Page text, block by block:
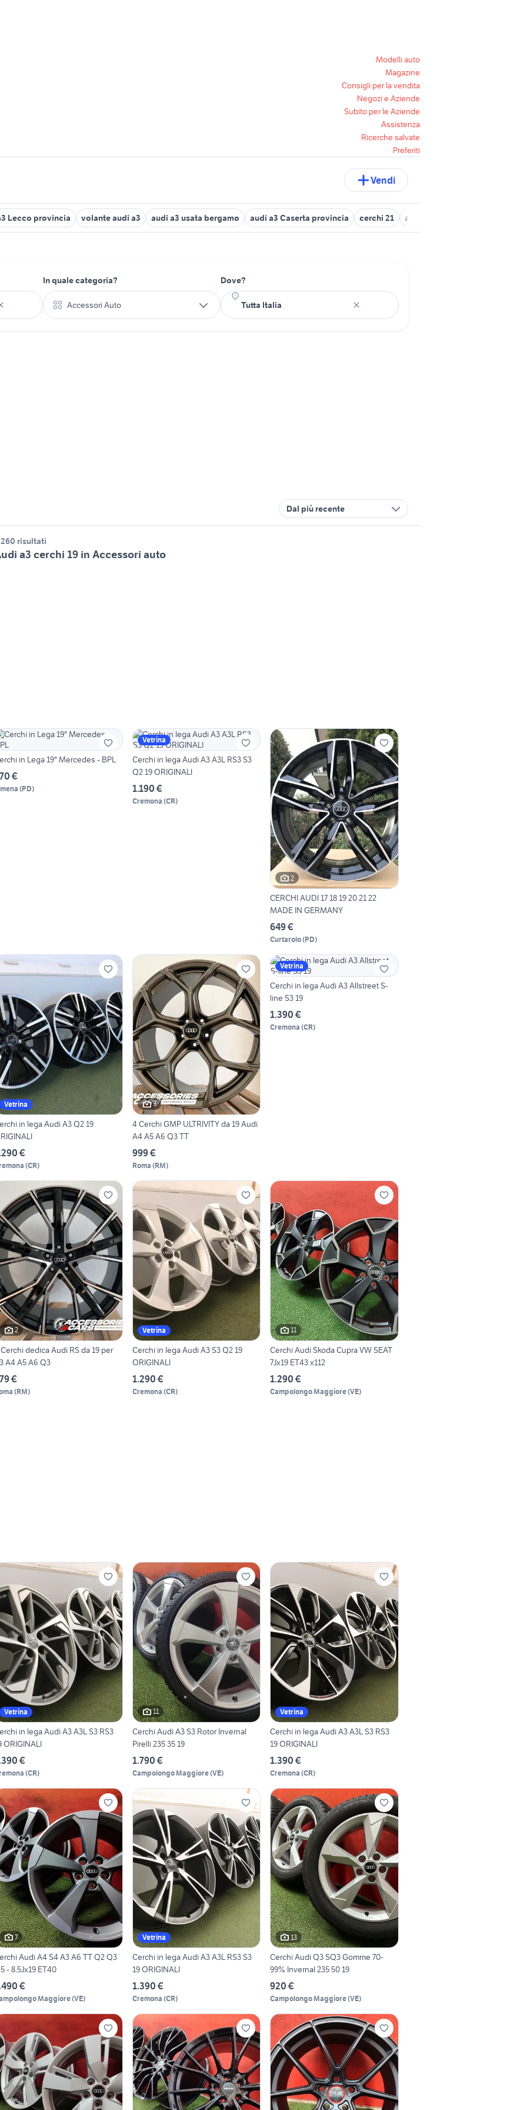
Modelli auto
Magazine
Consigli per la vendita
Negozi e Aziende
Subito per le Aziende
Assistenza
Ricerche salvate
Preferiti
Vendi
Lecco provincia volante audi a3 audi a3 usata bergamo audi a3 Caserta provincia cerchi 21 audi q5 Calabria
In quale categoria?
Accessori Auto
Dove?
Dal più recente
risultati
a3 cerchi 19 in Accessori auto
in Lega 19" Mercedes - BPL
€
(PD)
Vetrina
Cerchi in lega Audi A3 A3L RS3 S3
Q2 19 ORIGINALI
1.190 €
Cremona (CR)
2
CERCHI AUDI 17 18 19 20 21 22
MADE IN GERMANY
649 €
Curtarolo(PD)
Vetrina
in lega Audi A3 Q2 19
€
(CR)
3
4 Cerchi GMP ULTRIVITY da 19 Audi
A4 A5 A6 Q3 TT
999 €
Roma (RM)
Vetrina
Cerchi in lega Audi A3 Allstreet S-
line S3 19
1.390 €
Cremona (CR)
2
dedica Audi RS da 19 per
A4 A5 A6 Q3
€
(RM)
Vetrina
Cerchi in lega Audi A3 S3 Q2 19
ORIGINALI
1.290 €
Cremona (CR)
11
Cerchi Audi Skoda Cupra VW SEAT
7Jx19 ET43 x112
1.290 €
Campolongo Maggiore(VE)
Vetrina
in lega Audi A3 A3L S3 RS3
ORIGINALI
€
(CR)
11
Cerchi Audi A3 S3 Rotor Invernal
Pirelli 235 35 19
1.790 €
Campolongo Maggiore(VE)
Vetrina
Cerchi in lega Audi A3 A3L S3 RS3
19 ORIGINALI
1.390 €
Cremona (CR)
7
Audi A4 S4 A3 A6 TT Q2 Q3
- 8.5Jx19 ET40
€
Maggiore(VE)
Vetrina
Cerchi in lega Audi A3 A3L RS3 S3
19 ORIGINALI
1.390 €
Cremona (CR)
13
Cerchi Audi Q3 SQ3 Gomme 70-
99% Invernal 235 50 19
920 €
Campolongo Maggiore(VE)